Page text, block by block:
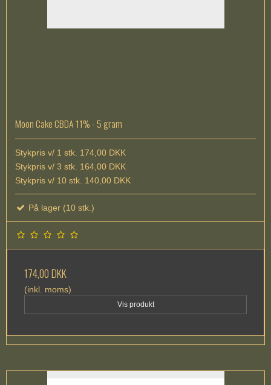
Moon Cake CBDA 11% - 5 gram
Stykpris v/ 1 stk. 174,00 DKK
Stykpris v/ 3 stk. 164,00 DKK
Stykpris v/ 10 stk. 140,00 DKK
På lager (10 stk.)
174,00 DKK
(inkl. moms)
Vis produkt